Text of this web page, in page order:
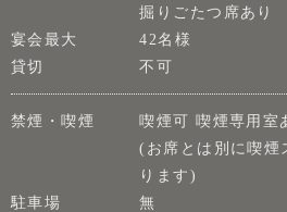
掘りごたつ席あり
宴会最大
42名様
貸切
不可
禁煙・喫煙
喫煙可 喫煙専用室
(お席とは別に喫煙
ります)
駐車場
無